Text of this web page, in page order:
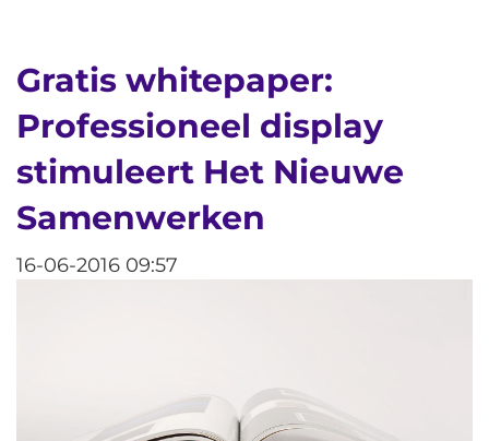
Gratis whitepaper:
Professioneel display
stimuleert Het Nieuwe
Samenwerken
16-06-2016 09:57